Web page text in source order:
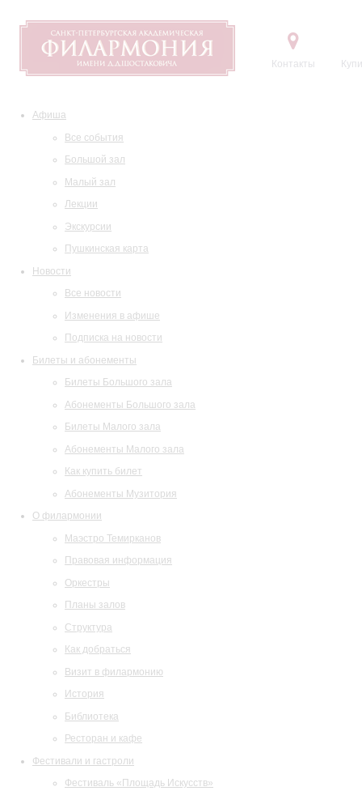
Контакты
Афиша
Все события
Большой зал
Малый зал
Лекции
Экскурсии
Пушкинская карта
Новости
Все новости
Изменения в афише
Подписка на новости
Билеты и абонементы
Билеты Большого зала
Абонементы Большого зала
Билеты Малого зала
Абонементы Малого зала
Как купить билет
Абонементы Музитория
О филармонии
Маэстро Темирканов
Правовая информация
Оркестры
Планы залов
Структура
Как добраться
Визит в филармонию
История
Библиотека
Ресторан и кафе
Фестивали и гастроли
Фестиваль «Площадь Искусств»